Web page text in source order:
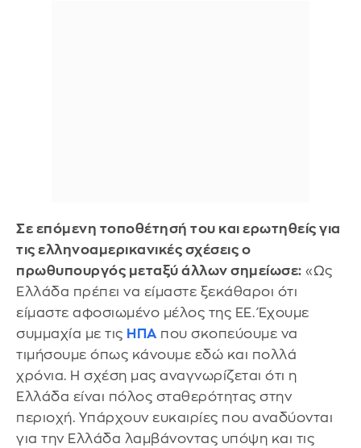
Σε επόμενη τοποθέτησή του και ερωτηθείς για
τις ελληνοαμερικανικές σχέσεις ο
πρωθυπουργός μεταξύ άλλων σημείωσε: «Ως
Ελλάδα πρέπει να είμαστε ξεκάθαροι ότι
είμαστε αφοσιωμένο μέλος της ΕΕ. Έχουμε
συμμαχία με τις ΗΠΑ που σκοπεύουμε να
τιμήσουμε όπως κάνουμε εδώ και πολλά
χρόνια. Η σχέση μας αναγνωρίζεται ότι η
Ελλάδα είναι πόλος σταθερότητας στην
περιοχή. Υπάρχουν ευκαιρίες που αναδύονται
για την Ελλάδα λαμβάνοντας υπόψη και τις